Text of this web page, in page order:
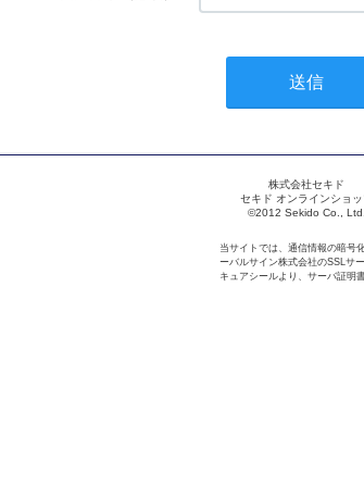
株式会社セキド
セキド オンラインショッ
©2012 Sekido Co., Ltd.
当サイトでは、通信情報の暗号
ーバルサイン株式会社のSSLサ
キュアシールより、サーバ証明